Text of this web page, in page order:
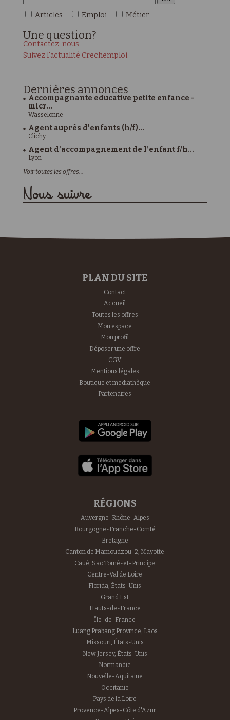
Articles Emploi Métier
Une question?
Contactez-nous
Suivez l'actualité Crechemploi
Dernières annonces
Accompagnante educative petite enfance -
micr...
Wasselonne
Agent auprès d'enfants (h/f)...
Clichy
Agent d’accompagnement de l’enfant f/h...
Lyon
Voir toutes les offres...
Nous suivre
PLAN DU SITE
Contact
Accueil
Toutes les offres
Mon espace
Mon profil
Déposer une offre
CGV
Mentions légales
Boutique et mediathèque
Partenaires
RÉGIONS
Auvergne-Rhône-Alpes
Bourgogne-Franche-Comté
Bretagne
Canton de Mamoudzou-2, Mayotte
Caué, Sao Tomé-et-Principe
Centre-Val de Loire
Florida, États-Unis
Grand Est
Hauts-de-France
Île-de-France
Luang Prabang Province, Laos
Missouri, États-Unis
New Jersey, États-Unis
Normandie
Nouvelle-Aquitaine
Occitanie
Pays de la Loire
Provence-Alpes-Côte d'Azur